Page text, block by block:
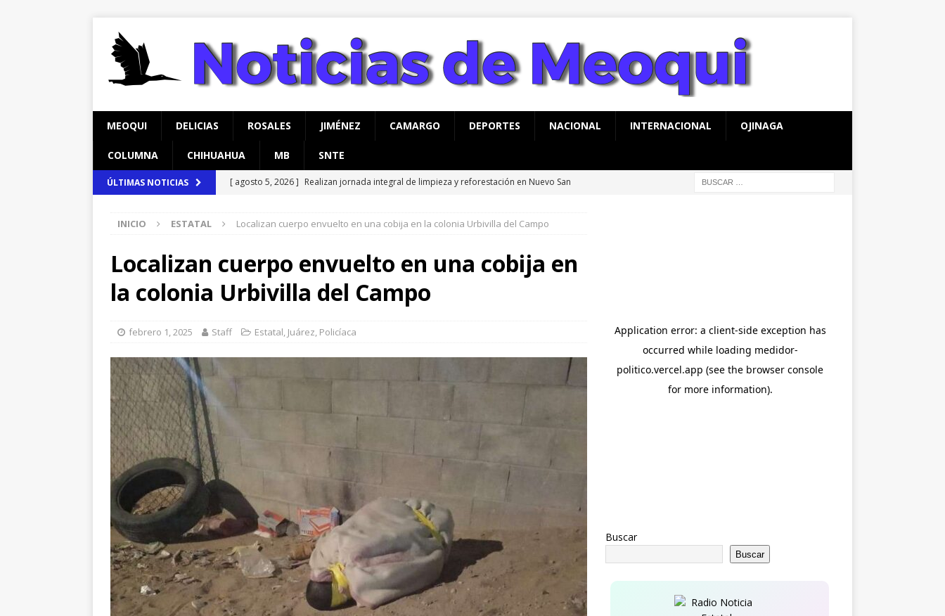
MEOQUI DELICIAS ROSALES JIMÉNEZ CAMARGO DEPORTES NACIONAL INTERNACIONAL OJINAGA
COLUMNA CHIHUAHUA MB SNTE
ÚLTIMAS NOTICIAS [ agosto 5, 2026 ] Realizan jornada integral de limpieza y reforestación en Nuevo San
[ agosto 5, 2026 ] Todo listo: hoy inaugura Marco Bonilla el paso superior de Aldama
[ agosto 6, 2026 ]
Marco Bonilla cumple: inaugura el Paso Superior de Fuerza Aérea y
carretera Aldama
CHIHUAHUA
INICIO ESTATAL Localizan cuerpo envuelto en una cobija en la colonia Urbivilla del Campo
Localizan cuerpo envuelto en una cobija en
la colonia Urbivilla del Campo
febrero 1, 2025 Staff Estatal, Juárez, Policíaca
Buscar
Buscar